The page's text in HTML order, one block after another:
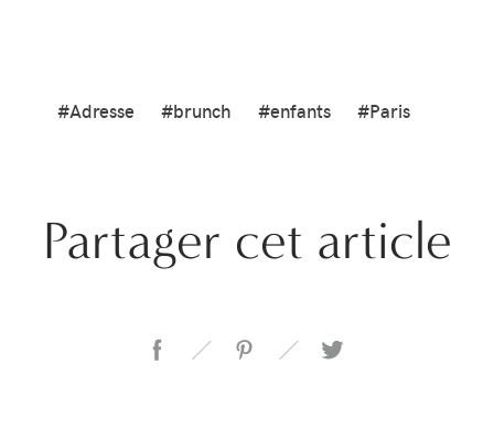
#Adresse #brunch #enfants #Paris
Partager cet article